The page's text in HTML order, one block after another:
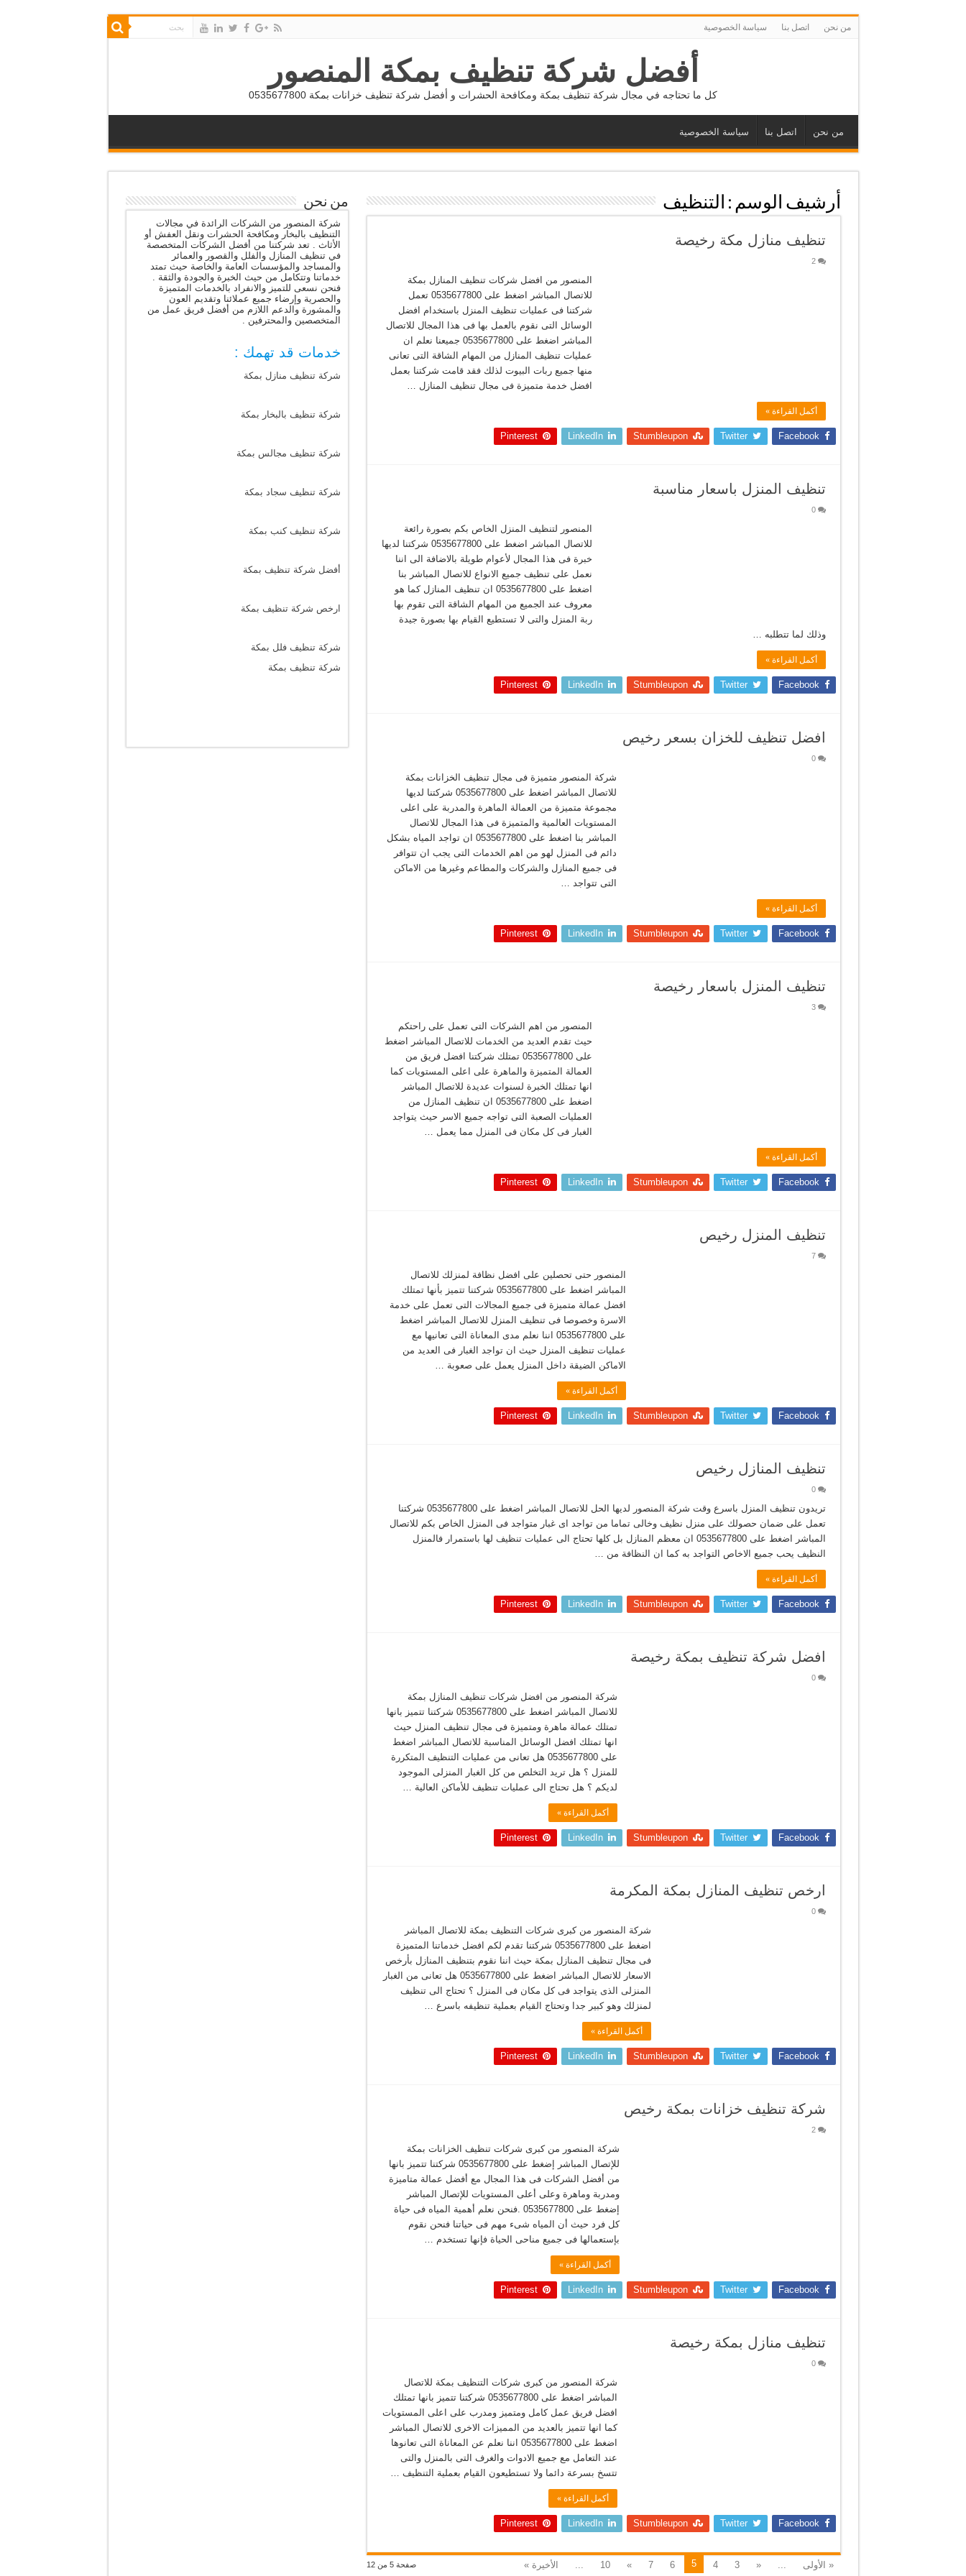
من نحن اتصل بنا سياسة الخصوصية
أفضل شركة تنظيف بمكة المنصور
كل ما تحتاجه في مجال شركة تنظيف بمكة ومكافحة الحشرات و أفضل شركة تنظيف خزانات بمكة 0535677800
من نحن اتصل بنا سياسة الخصوصية
أرشيف الوسم : التنظيف
تنظيف منازل مكة رخيصة
2
المنصور من افضل شركات تنظيف المنازل بمكة
للاتصال المباشر اضغط على 0535677800 تعمل
شركتنا فى عمليات تنظيف المنزل باستخدام افضل
الوسائل التى نقوم بالعمل بها فى هذا المجال للاتصال
المباشر اضغط على 0535677800 جميعنا نعلم ان
عمليات تنظيف المنازل من المهام الشاقة التى تعانى
منها جميع ربات البيوت لذلك فقد قامت شركتنا بعمل
افضل خدمة متميزة فى مجال تنظيف المنازل …
أكمل القراءة »
Facebook
Twitter
Stumbleupon
LinkedIn
Pinterest
تنظيف المنزل باسعار مناسبة
0
المنصور لتنظيف المنزل الخاص بكم بصورة رائعة
للاتصال المباشر اضغط على 0535677800 شركتنا لديها
خبرة فى هذا المجال لأعوام طويلة بالاضافة الى اننا
نعمل على تنظيف جميع الانواع للاتصال المباشر بنا
اضغط على 0535677800 ان تنظيف المنازل كما هو
معروف عند الجميع من المهام الشاقة التى تقوم بها
ربة المنزل والتى لا تستطيع القيام بها بصورة جيدة
وذلك لما تتطلبه …
أكمل القراءة »
Facebook
Twitter
Stumbleupon
LinkedIn
Pinterest
افضل تنظيف للخزان بسعر رخيص
0
شركة المنصور متميزة فى مجال تنظيف الخزانات بمكة
للاتصال المباشر اضغط على 0535677800 شركتنا لديها
مجموعة متميزة من العمالة الماهرة والمدربة على اعلى
المستويات العالمية والمتميزة فى هذا المجال للاتصال
المباشر بنا اضغط على 0535677800 ان تواجد المياه بشكل
دائم فى المنزل لهو من اهم الخدمات التى يجب ان تتوافر
فى جميع المنازل والشركات والمطاعم وغيرها من الاماكن
التى تتواجد …
أكمل القراءة »
Facebook
Twitter
Stumbleupon
LinkedIn
Pinterest
تنظيف المنزل باسعار رخيصة
3
المنصور من اهم الشركات التى تعمل على راحتكم
حيث تقدم العديد من الخدمات للاتصال المباشر اضغط
على 0535677800 تمتلك شركتنا افضل فريق من
العمالة المتميزة والماهرة على اعلى المستويات كما
انها تمتلك الخبرة لسنوات عديدة للاتصال المباشر
اضغط على 0535677800 ان تنظيف المنازل من
العمليات الصعبة التى تواجه جميع الاسر حيث يتواجد
الغبار فى كل مكان فى المنزل مما يعمل …
أكمل القراءة »
Facebook
Twitter
Stumbleupon
LinkedIn
Pinterest
تنظيف المنزل رخيص
7
المنصور حتى تحصلين على افضل نظافة لمنزلك للاتصال
المباشر اضغط على 0535677800 شركتنا تتميز بأنها تمتلك
افضل عمالة متميزة فى جميع المجالات التى تعمل على خدمة
الاسرة وخصوصا فى تنظيف المنزل للاتصال المباشر اضغط
على 0535677800 اننا نعلم مدى المعاناة التى تعانيها مع
عمليات تنظيف المنزل حيث ان تواجد الغبار فى العديد من
الاماكن الضيقة داخل المنزل يعمل على صعوبة …
أكمل القراءة »
Facebook
Twitter
Stumbleupon
LinkedIn
Pinterest
تنظيف المنازل رخيص
0
تريدون تنظيف المنزل باسرع وقت شركة المنصور لديها الحل للاتصال المباشر اضغط على 0535677800 شركتنا
تعمل على ضمان حصولك على منزل نظيف وخالى تماما من تواجد اى غبار متواجد فى المنزل الخاص بكم للاتصال
المباشر اضغط على 0535677800 ان معظم المنازل بل كلها تحتاج الى عمليات تنظيف لها باستمرار فالمنزل
النظيف يحب جميع الاخاص التواجد به كما ان النظافة من …
أكمل القراءة »
Facebook
Twitter
Stumbleupon
LinkedIn
Pinterest
افضل شركة تنظيف بمكة رخيصة
0
شركة المنصور من افضل شركات تنظيف المنازل بمكة
للاتصال المباشر اضغط على 0535677800 شركتنا تتميز بانها
تمتلك عمالة ماهرة ومتميزة فى مجال تنظيف المنزل حيث
انها تمتلك افضل الوسائل المناسبة للاتصال المباشر اضغط
على 0535677800 هل تعانى من عمليات التنظيف المتكررة
للمنزل ؟ هل تريد التخلص من كل الغبار المنزلى الموجود
لديكم ؟ هل تحتاج الى عمليات تنظيف للأماكن العالية …
أكمل القراءة »
Facebook
Twitter
Stumbleupon
LinkedIn
Pinterest
ارخص تنظيف المنازل بمكة المكرمة
0
شركة المنصور من كبرى شركات التنظيف بمكة للاتصال المباشر
اضغط على 0535677800 شركتنا تقدم لكم افضل خدماتنا المتميزة
فى مجال تنظيف المنازل بمكة حيث اننا نقوم بتنظيف المنازل بأرخص
الاسعار للاتصال المباشر اضغط على 0535677800 هل تعانى من الغبار
المنزلى الذى يتواجد فى كل مكان فى المنزل ؟ تحتاج الى تنظيف
لمنزلك وهو كبير جدا وتحتاج القيام بعملية تنظيفه باسرع …
أكمل القراءة »
Facebook
Twitter
Stumbleupon
LinkedIn
Pinterest
شركة تنظيف خزانات بمكة رخيص
2
شركة المنصور من كبرى شركات تنظيف الخزانات بمكة
للإتصال المباشر إضغط على 0535677800 شركتنا تتميز بانها
من أفضل الشركات فى هذا المجال مع أفضل عمالة متاميزة
ومدربة وماهرة وعلى أعلى المستويات للإتصال المباشر
إضغط على 0535677800 .فنحن نعلم أهمية المياه فى حياة
كل فرد حيث أن المياه شىء مهم فى حياتنا فنحن نقوم
بإستعمالها فى جميع مناحى الحياة فإنها تستخدم …
أكمل القراءة »
Facebook
Twitter
Stumbleupon
LinkedIn
Pinterest
تنظيف منازل بمكة رخيصة
0
شركة المنصور من كبرى شركات التنظيف بمكة للاتصال
المباشر اضغط على 0535677800 شركتنا تتميز بانها تمتلك
افضل فريق عمل كامل ومتميز ومدرب على اعلى المستويات
كما انها تتميز بالعديد من المميزات الاخرى للاتصال المباشر
اضغط على 0535677800 اننا نعلم عن المعاناة التى تعانوها
عند التعامل مع جميع الادوات والغرف التى بالمنزل والتى
تتسخ بسرعة دائما ولا تستطيعون القيام بعملية التنظيف …
أكمل القراءة »
Facebook
Twitter
Stumbleupon
LinkedIn
Pinterest
صفحة 5 من 12 « الأولى ...
«
3
4
5
6
7
»
10
... الأخيرة »
من نحن
شركة المنصور من الشركات الرائدة في مجالات
التنظيف بالبخار ومكافحة الحشرات ونقل العفش أو
الأثاث . تعد شركتنا من أفضل الشركات المتخصصة
في تنظيف المنازل والفلل والقصور والعمائر
والمساجد والمؤسسات العامة والخاصة حيث تمتد
خدماتنا وتتكامل من حيث الخبرة والجودة والثقة .
فنحن نسعى للتميز والانفراد بالخدمات المتميزة
والحصرية وإرضاء جميع عملائنا وتقديم العون
والمشورة والدعم اللازم من أفضل فريق عمل من
المتخصصين والمحترفين .
خدمات قد تهمك :
شركة تنظيف منازل بمكة
شركة تنظيف بالبخار بمكة
شركة تنظيف مجالس بمكة
شركة تنظيف سجاد بمكة
شركة تنظيف كنب بمكة
أفضل شركة تنظيف بمكة
ارخص شركة تنظيف بمكة
شركة تنظيف فلل بمكة
شركة تنظيف بمكة